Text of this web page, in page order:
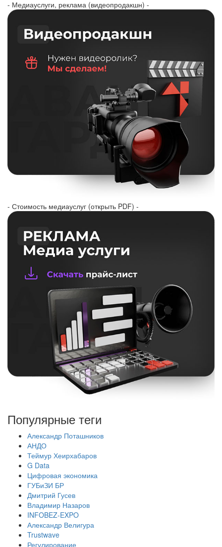
- Медиауслуги, реклама (видеопродакшн) -
- Стоимость медиауслуг (открыть PDF) -
Популярные теги
Александр Поташников
АНДО
Теймур Хеирхабаров
G Data
Цифровая экономика
ГУБиЗИ БР
Дмитрий Гусев
Владимир Назаров
INFOBEZ-EXPO
Александр Велигура
Trustwave
Регулирование